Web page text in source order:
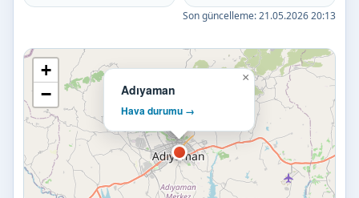
Son güncelleme:21.05.2026 20:13
Adıyaman
Hava durumu →
×
+
−